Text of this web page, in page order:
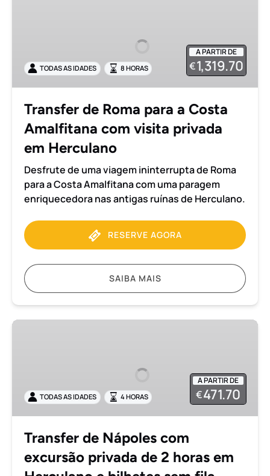
Costa
Amalfitana
visita
privada
em
Herculano
A PARTIR DE
€1,319.70
TODAS AS IDADES 8 HORAS
Transfer de Roma para a Costa
Amalfitana com visita privada
em Herculano
Desfrute de uma viagem ininterrupta de Roma
para a Costa Amalfitana com uma paragem
enriquecedora nas antigas ruínas de Herculano.
RESERVE AGORA
SAIBA MAIS
Transfer
privada
de
horas
em
Herculano
A PARTIR DE
€471.70
TODAS AS IDADES 4 HORAS
Transfer de Nápoles com
excursão privada de 2 horas em